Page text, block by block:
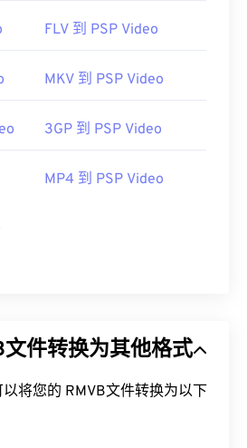
FLV 到 PSP Video
MKV 到 PSP Video
3GP 到 PSP Video
MP4 到 PSP Video
件转换为其他格式
将您的 RMVB文件转换为以下